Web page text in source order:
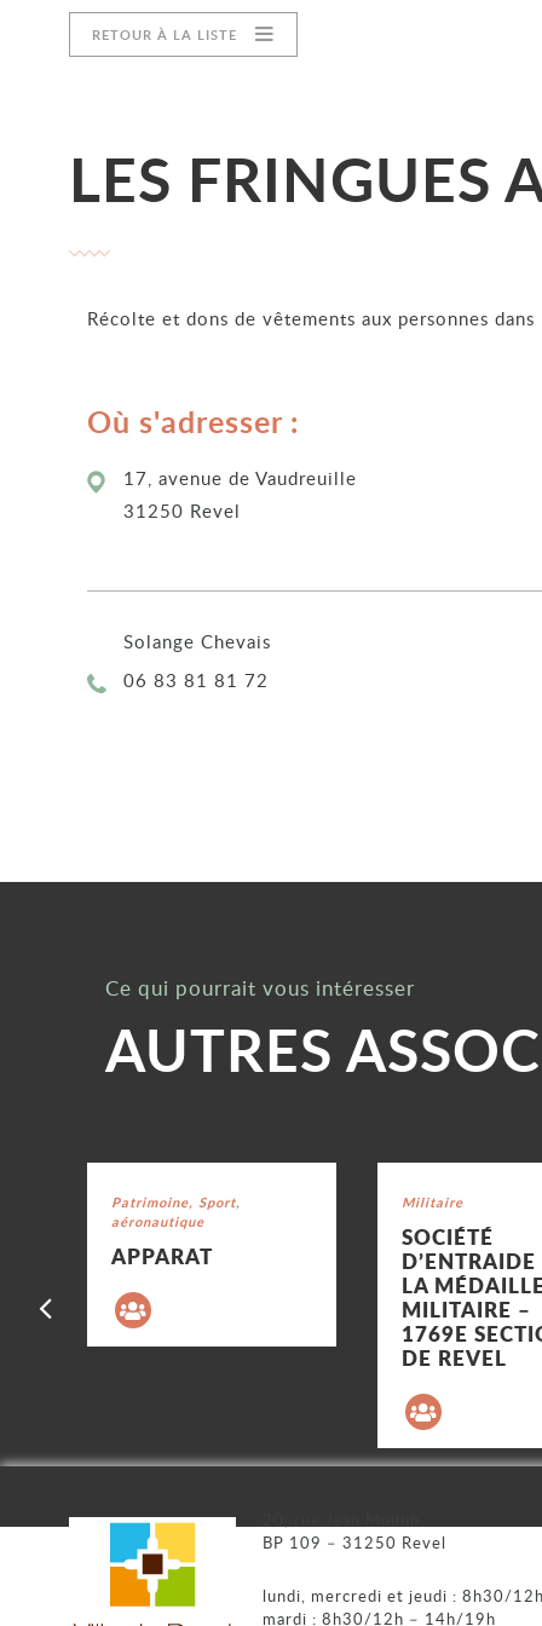
RETOUR À LA LISTE
LES FRINGUES
Récolte et dons de vêtements aux personnes dans
Où s'adresser :
17, avenue de Vaudreuille
31250 Revel
Solange Chevais
Téléphone :
06 83 81 81 72
Ce qui pourrait vous intéresser
AUTRES
Précédent
Catégorie : "
Patrimoine, Sport,
aéronautique
APPARAT
Catégorie : "
Militaire
SOCIÉTÉ
D’ENTRAIDE
LA
MILITAIRE –
1769E
DE REVEL
BP 109 – 31250 Revel
lundi, mercredi et jeudi : 8h30/
mardi : 8h30/12h – 14h/19h